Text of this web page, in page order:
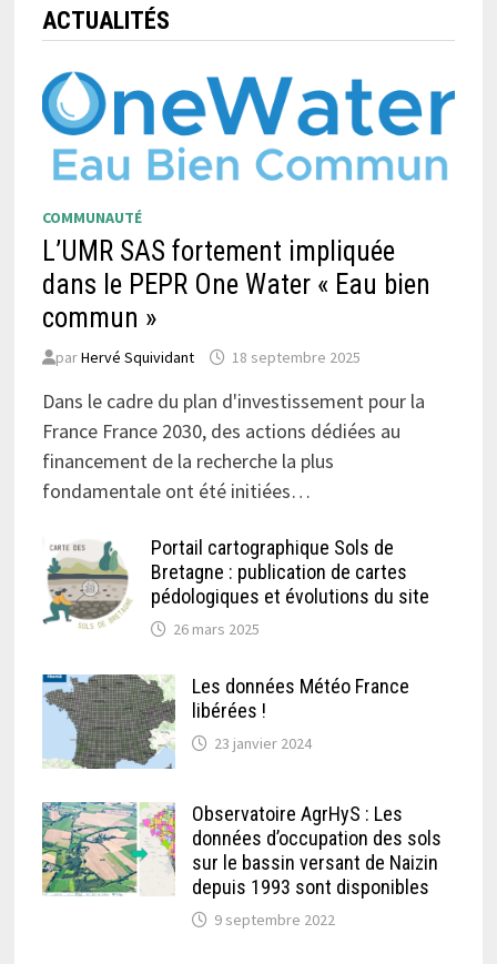
ACTUALITÉS
COMMUNAUTÉ
L’UMR SAS fortement impliquée
dans le PEPR One Water « Eau bien
commun »
parHervé Squividant 18 septembre 2025
Dans le cadre du plan d'investissement pour la
France France 2030, des actions dédiées au
financement de la recherche la plus
fondamentale ont été initiées…
Portail cartographique Sols de
Bretagne : publication de cartes
pédologiques et évolutions du site
26 mars 2025
Les données Météo France
libérées !
23 janvier 2024
Observatoire AgrHyS : Les
données d’occupation des sols
sur le bassin versant de Naizin
depuis 1993 sont disponibles
9 septembre 2022